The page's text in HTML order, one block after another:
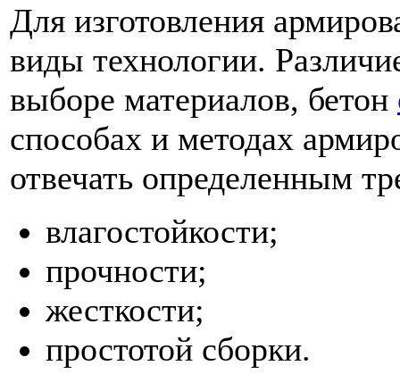
Для изготовления
виды технологии.
выборе материалов, бетон
способах и методах
отвечать определенным
влагостойкости;
прочности;
жесткости;
простотой сборки.